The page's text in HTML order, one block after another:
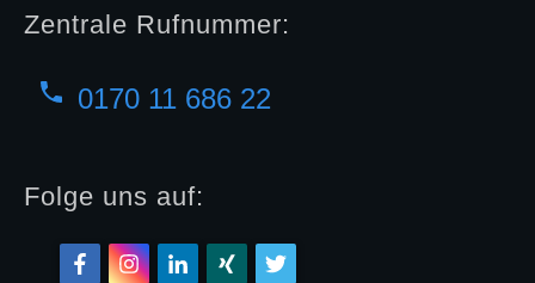
Zentrale Rufnummer:
0170 11 686 22
Folge uns auf: